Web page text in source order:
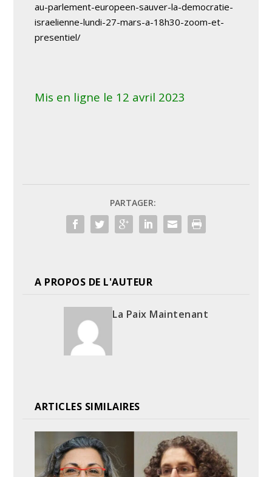
au-parlement-europeen-sauver-la-democratie-
israelienne-lundi-27-mars-a-18h30-zoom-et-
presentiel/
Mis en ligne le 12 avril 2023
PARTAGER:
A PROPOS DE L'AUTEUR
La Paix Maintenant
ARTICLES SIMILAIRES